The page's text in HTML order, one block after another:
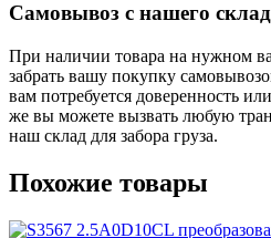
Самовывоз с нашего
При наличии товара на нужном
забрать вашу покупку
вам потребуется доверенность
же вы можете вызвать любую
наш склад для забора груза.
Похожие товары